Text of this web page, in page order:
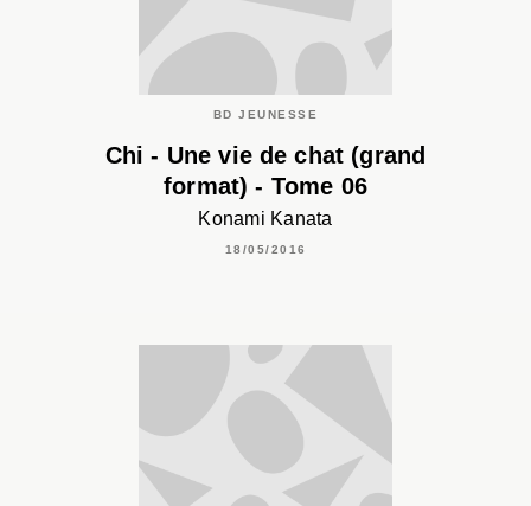
BD JEUNESSE
Chi - Une vie de chat (grand
format) - Tome 06
Konami Kanata
18/05/2016